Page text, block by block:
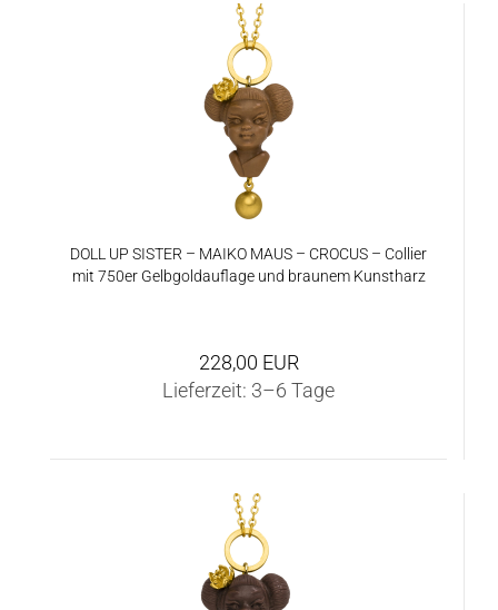
DOLL UP SIS­TER – MAIKO MAUS – CRO­CUS – Col­lier
mit 750er Gelb­gold­auf­la­ge und brau­nem Kunst­harz
228,00 EUR
Lieferzeit: 3–6 Tage